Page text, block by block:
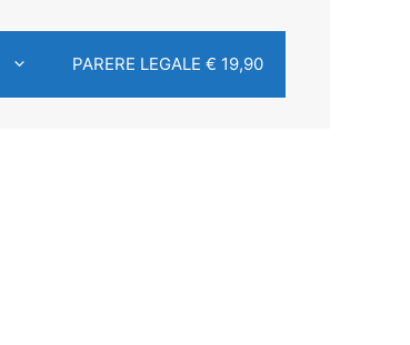
PARERE LEGALE € 19,90